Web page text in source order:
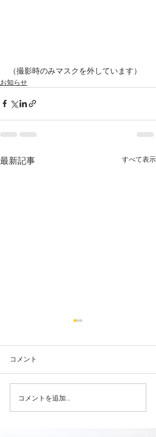
（撮影時のみマスクを外しています）
お知らせ
最新記事 すべて表示
志誠會ファィティングト
ーナメント2026夏の陣！
コメント
コメントを追加…